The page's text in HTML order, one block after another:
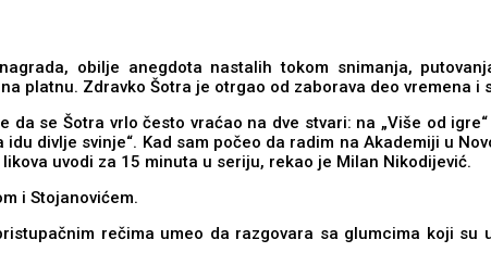
obilje anegdota nastalih tokom snimanja,
platnu. Zdravko Šotra je otrgao od zaborava deo vremena i
se Šotra vrlo često vraćao na dve stvari: na „Više od
divlje svinje“. Kad sam počeo da radim na Akademiji u
uvodi za 15 minuta u seriju, rekao je Milan Nikodijević.
i Stojanovićem.
rečima umeo da razgovara sa glumcima koji su